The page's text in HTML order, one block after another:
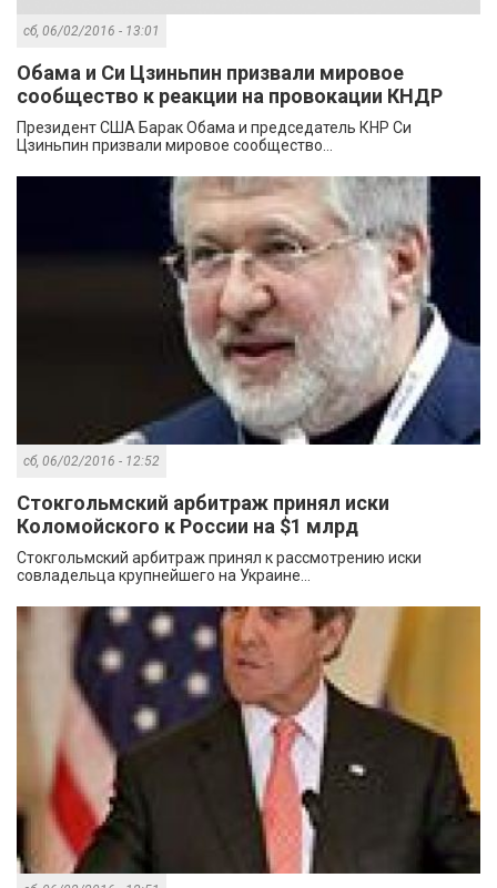
сб, 06/02/2016 - 13:01
Обама и Си Цзиньпин призвали мировое
сообщество к реакции на провокации КНДР
Президент США Барак Обама и председатель КНР Си
Цзиньпин призвали мировое сообщество...
сб, 06/02/2016 - 12:52
Стокгольмский арбитраж принял иски
Коломойского к России на $1 млрд
Стокгольмский арбитраж принял к рассмотрению иски
совладельца крупнейшего на Украине...